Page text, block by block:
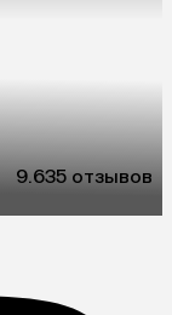
9.635 отзывов